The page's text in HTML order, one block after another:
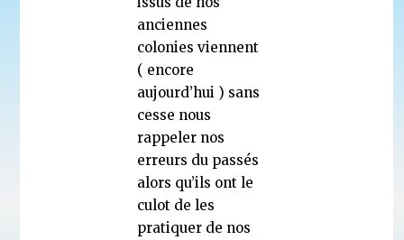
anciennes
colonies viennent
( encore
aujourd’hui ) sans
cesse nous
rappeler nos
erreurs du passés
alors qu’ils ont le
culot de les
pratiquer de nos